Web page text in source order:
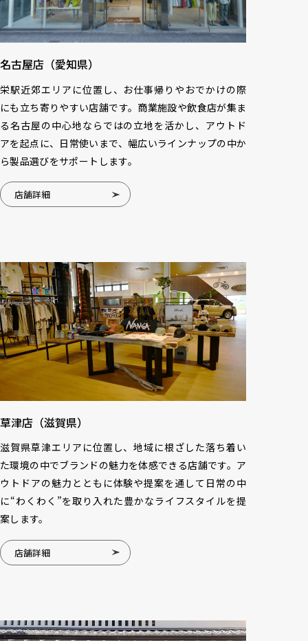
名古屋店（愛知県）
栄駅近郊エリアに位置し、お仕事帰りやおでかけの際
にも立ち寄りやすい店舗です。商業施設や飲食店が集ま
る名古屋の中心地ならではの立地を活かし、アウトド
アを起点に、日常使いまで、幅広いラインナップの中か
ら製品選びをサポートします。
店舗詳細
草津店（滋賀県）
滋賀県草津エリアに位置し、地域に根ざした落ち着い
た環境の中でブランドの魅力を体感できる店舗です。ア
ウトドアの魅力とともに体験や提案を通して日常の中
に“わくわく”を取り入れた豊かなライフスタイルを提
案します。
店舗詳細